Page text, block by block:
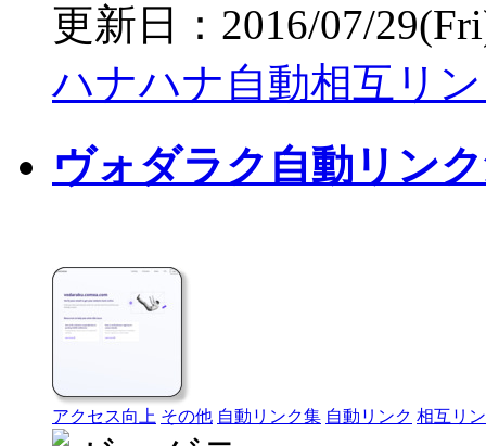
更新日：2016/07/
ハナハナ自動相互リ
ヴォダラク自動リン
アクセス向上 その他 自動リンク集 自動リンク 相互リ